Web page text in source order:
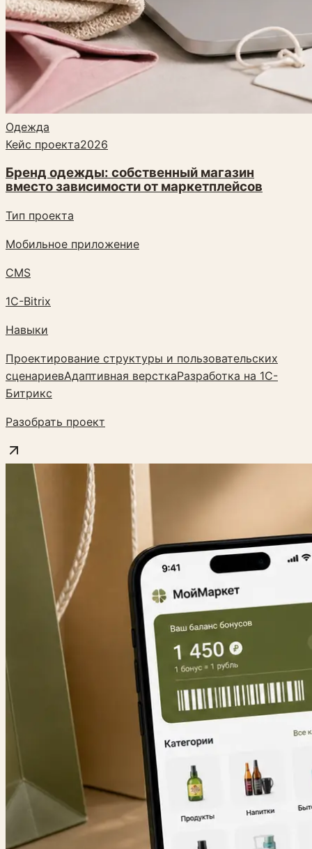
Одежда
Кейс проекта2026
Бренд одежды: собственный магазин
вместо зависимости от маркетплейсов
Тип проекта
Мобильное приложение
CMS
1C-Bitrix
Навыки
Проектирование структуры и пользовательских
сценариевАдаптивная версткаРазработка на 1С-
Битрикс
Разобрать проект